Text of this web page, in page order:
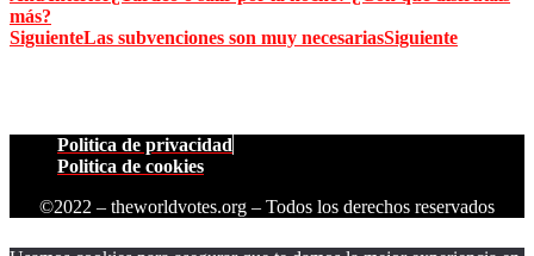
más?
SiguienteLas subvenciones son muy necesariasSiguiente
Politica de privacidad
Politica de cookies
©2022 – theworldvotes.org – Todos los derechos reservados